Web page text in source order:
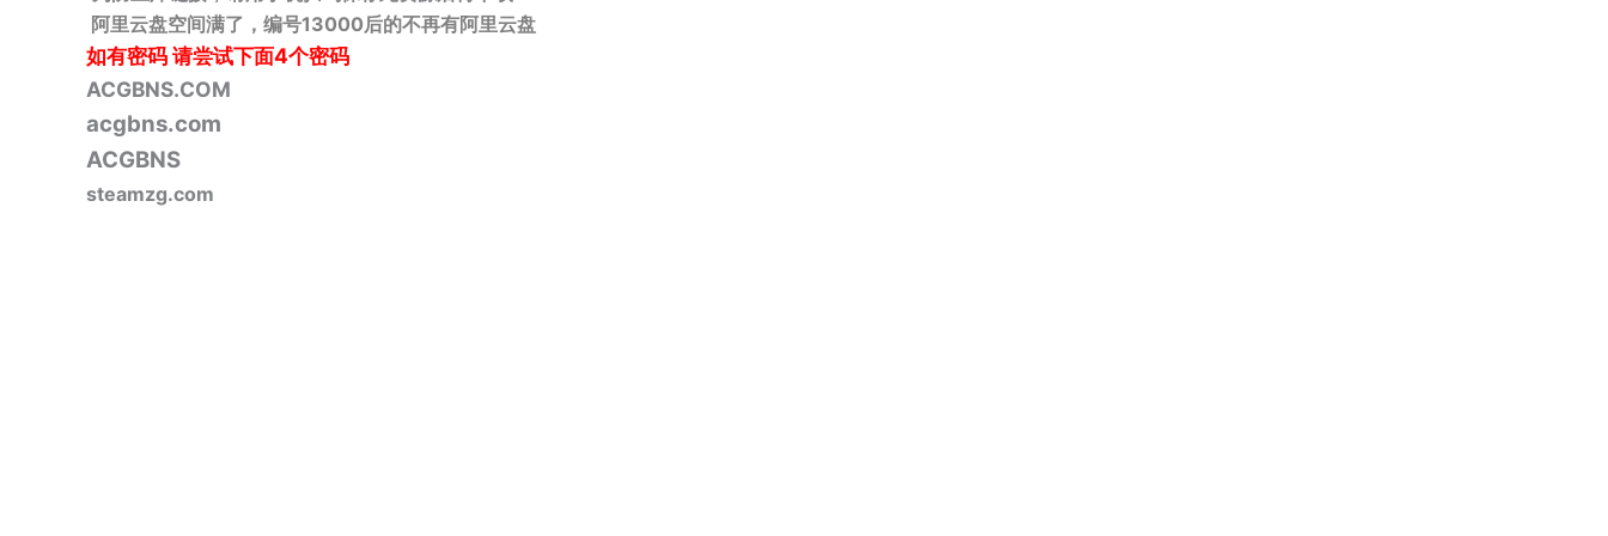
阿里云盘空间满了，编号13000后的不再有阿里云盘
如有密码请尝试下面4个密码
ACGBNS.COM
acgbns.com
ACGBNS
steamzg.com